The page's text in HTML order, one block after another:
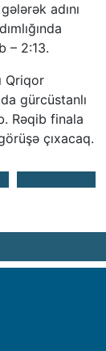
adını
– 2:13.
Qriqor
gürcüstanlı
Rəqib finala
çıxacaq.